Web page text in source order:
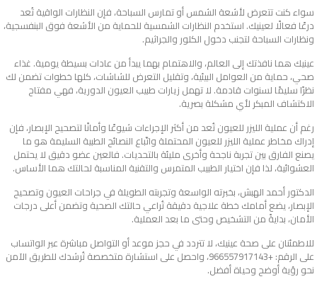
سواء كنت تتعرض لأشعة الشمس أو تمارس السباحة، فإن النظارات الواقية تُعد
درعًا فعالًا لعينيك. استخدم النظارات الشمسية للحماية من الأشعة فوق البنفسجية،
ونظارات السباحة لتجنب دخول الكلور والجراثيم.
عينيك هما نافذتك إلى العالم، والاهتمام بهما يبدأ من عادات بسيطة يومية. غذاء
صحي، حماية من العوامل البيئية، وتقليل التعرض للشاشات، كلها خطوات تضمن لك
نظرًا سليمًا لسنوات قادمة. لا تهمل زيارات طبيب العيون الدورية، فهي مفتاح
الاكتشاف المبكر لأي مشكلة بصرية.
رغم أن عملية الليزر للعيون تُعد من أكثر الإجراءات شيوعًا وأمانًا لتصحيح الإبصار، فإن
إدراك مخاطر عملية الليزر للعيون المحتملة واتّباع النصائح الطبية السليمة هو ما
يصنع الفارق بين تجربة ناجحة وأخرى مليئة بالتحديات. فالعين عضو دقيق لا يحتمل
العشوائية، لذا فإن اختيار الطبيب المتمرس والتقنية المناسبة لحالتك هما الأساس.
الدكتور أحمد الهبش، بخبرته الواسعة وتجربته الطويلة في جراحات العيون وتصحيح
الإبصار، يضع أمامك خطة علاجية دقيقة تُراعي حالتك الصحية وتضمن أعلى درجات
الأمان، بدايةً من التشخيص وحتى ما بعد العملية.
للاطمئنان على صحة عينيك، لا تتردد في حجز موعد أو التواصل مباشرة عبر الواتساب
على الرقم: +966557917143، واحصل على استشارة متخصصة تُرشدك للطريق الآمن
نحو رؤية أوضح وحياة أفضل.